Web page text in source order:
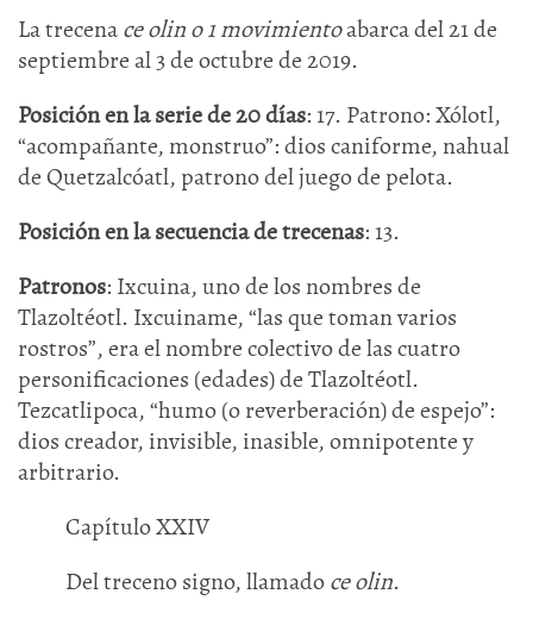
La trecenace olin o 1 movimientoabarca del 21 de
septiembre al 3 de octubre de 2019.
Posición en la serie de 20 días: 17. Patrono: Xólotl,
“acompañante, monstruo”: dios caniforme, nahual
de Quetzalcóatl, patrono del juego de pelota.
Posición en la secuencia de trecenas: 13.
Patronos: Ixcuina, uno de los nombres de
Tlazoltéotl. Ixcuiname, “las que toman varios
rostros”, era el nombre colectivo de las cuatro
personificaciones (edades) de Tlazoltéotl.
Tezcatlipoca, “humo (o reverberación) de espejo”:
dios creador, invisible, inasible, omnipotente y
arbitrario.
Capítulo XXIV
Del treceno signo, llamadoce olin.